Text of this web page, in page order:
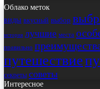
Облако меток
виды вкусный выбор
история лучшие места
правильно
путешествие
секреты советы
Интересное